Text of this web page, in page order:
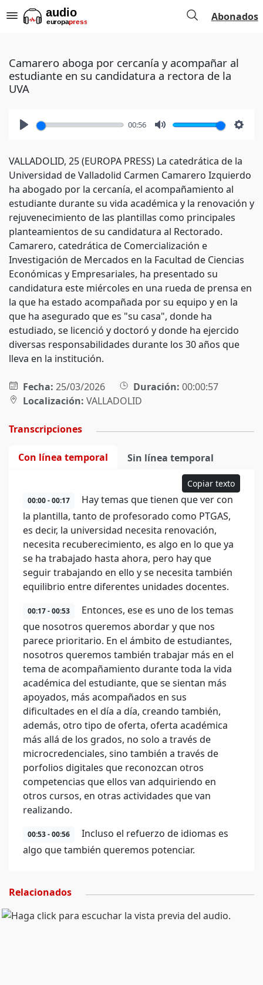
Abonados
Camarero aboga por cercanía y acompañar al
estudiante en su candidatura a rectora de la
UVA
00:56
VALLADOLID, 25 (EUROPA PRESS) La catedrática de la
Universidad de Valladolid Carmen Camarero Izquierdo
ha abogado por la cercanía, el acompañamiento al
estudiante durante su vida académica y la renovación y
rejuvenecimiento de las plantillas como principales
planteamientos de su candidatura al Rectorado.
Camarero, catedrática de Comercialización e
Investigación de Mercados en la Facultad de Ciencias
Económicas y Empresariales, ha presentado su
candidatura este miércoles en una rueda de prensa en
la que ha estado acompañada por su equipo y en la
que ha asegurado que es "su casa", donde ha
estudiado, se licenció y doctoró y donde ha ejercido
diversas responsabilidades durante los 30 años que
lleva en la institución.
Fecha: 25/03/2026 Duración: 00:00:57
Localización: VALLADOLID
Transcripciones
Con línea temporal Sin línea temporal
Copiar texto
00:00 - 00:17
Hay temas que tienen que ver con
la plantilla, tanto de profesorado como PTGAS,
es decir, la universidad necesita renovación,
necesita recuberecimiento, es algo en lo que ya
se ha trabajado hasta ahora, pero hay que
seguir trabajando en ello y se necesita también
equilibrio entre diferentes unidades docentes.
00:17 - 00:53
Entonces, ese es uno de los temas
que nosotros queremos abordar y que nos
parece prioritario. En el ámbito de estudiantes,
nosotros queremos también trabajar más en el
tema de acompañamiento durante toda la vida
académica del estudiante, que se sientan más
apoyados, más acompañados en sus
dificultades en el día a día, creando también,
además, otro tipo de oferta, oferta académica
más allá de los grados, no solo a través de
microcredenciales, sino también a través de
porfolios digitales que reconozcan otros
competencias que ellos van adquiriendo en
otros cursos, en otras actividades que van
realizando.
00:53 - 00:56
Incluso el refuerzo de idiomas es
algo que también queremos potenciar.
Relacionados